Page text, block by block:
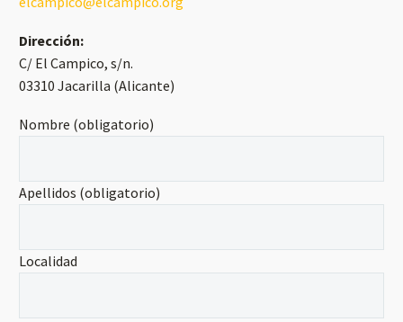
Dirección:
C/ El Campico, s/n.
03310 Jacarilla (Alicante)
Nombre (obligatorio)
Apellidos (obligatorio)
Localidad